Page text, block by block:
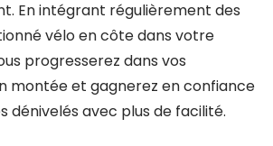
En intégrant régulièrement des
vélo en côte dans votre
progresserez dans vos
montée et gagnerez en confiance
dénivelés avec plus de facilité.